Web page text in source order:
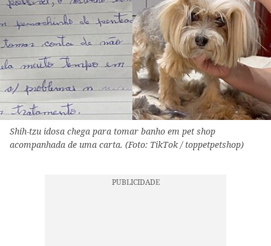
Shih-tzu idosa chega para tomar banho em pet shop
acompanhada de uma carta. (Foto: TikTok / toppetpetshop)